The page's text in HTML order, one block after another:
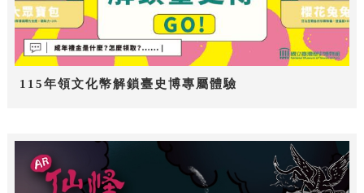
115年領文化幣解鎖臺史博專屬體驗